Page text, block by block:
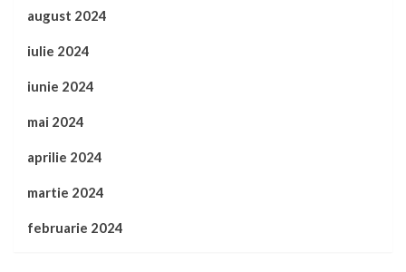
august 2024
iulie 2024
iunie 2024
mai 2024
aprilie 2024
martie 2024
februarie 2024